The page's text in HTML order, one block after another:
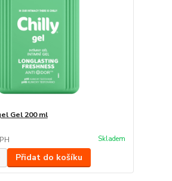
Gel 200 ml
Skladem
Přidat do košíku